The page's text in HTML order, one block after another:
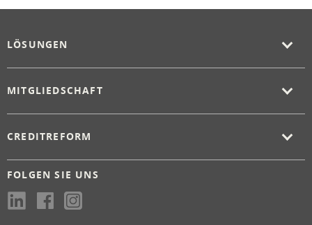
LÖSUNGEN
MITGLIEDSCHAFT
CREDITREFORM
FOLGEN SIE UNS